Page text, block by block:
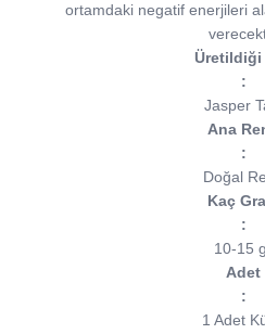
ortamdaki negatif enerjileri
Üretildiği
:
Jasper
Ana
:
Doğal
Kaç
:
10-15
Adet
:
1 Adet